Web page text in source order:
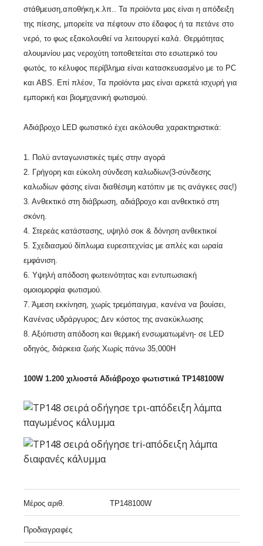
στάθμευση,αποθήκη,κ.λπ.. Τα προϊόντα μας είναι η απόδειξη
της πίεσης, μπορείτε να πέφτουν στο έδαφος ή τα πετάνε στο
νερό, το φως εξακολουθεί να λειτουργεί καλά. Θερμότητας
αλουμινίου μας νεροχύτη τοποθετείται στο εσωτερικό του
φωτός, το κέλυφος περίβλημα είναι κατασκευασμένο με το PC
και ABS. Επί πλέον, Τα προϊόντα μας είναι αρκετά ισχυρή για
εμπορική και βιομηχανική φωτισμού.
Αδιάβροχο LED φωτιστικό έχει ακόλουθα χαρακτηριστικά:
1. Πολύ ανταγωνιστικές τιμές στην αγορά
2. Γρήγορη και εύκολη σύνδεση καλωδίων(3-σύνδεσης
καλωδίων φάσης είναι διαθέσιμη κατόπιν με τις ανάγκες σας!)
3. Ανθεκτικό στη διάβρωση, αδιάβροχο και ανθεκτικό στη
σκόνη.
4. Στερεάς κατάστασης, υψηλό σοκ & δόνηση ανθεκτικοί
5. Σχεδιασμού δίπλωμα ευρεσιτεχνίας με απλές και ωραία
εμφάνιση.
6. Υψηλή απόδοση φωτεινότητας και εντυπωσιακή
ομοιομορφία φωτισμού.
7. Άμεση εκκίνηση, χωρίς τρεμόπαιγμα, κανένα να βουίσει,
Κανένας υδράργυρος; Δεν κόστος της ανακύκλωσης
8. Αξιόπιστη απόδοση και θερμική ενσωματωμένη- σε LED
οδηγός, διάρκεια ζωής Χωρίς πάνω 35,000H
100W 1.200 χιλιοστά Αδιάβροχο φωτιστικά TP148100W
Μέρος αριθ. TP148100W
Προδιαγραφές